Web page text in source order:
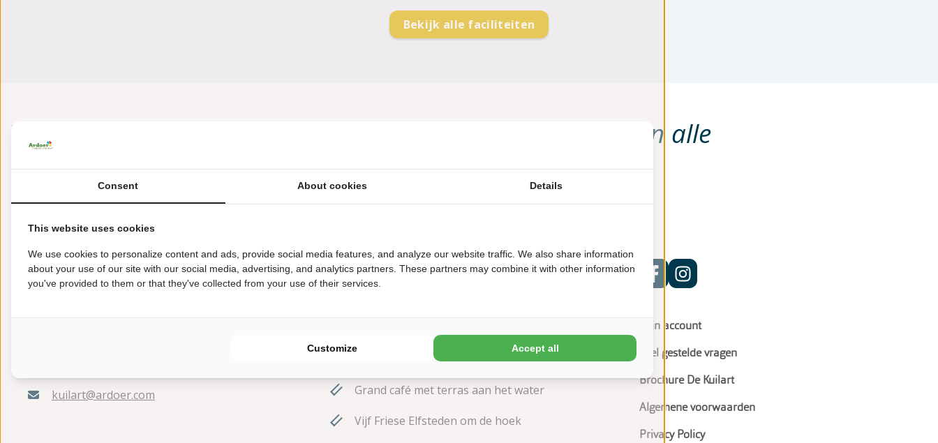
Bekijk alle faciliteiten
"Voorzieningen die jouw verblijf compleet maken en je van alle
gemakken voorzien"
kuilart@ardoer.com
Vakantie aan het water
Zwembad met nieuwe glijbanen en
binnenspeeltuin
Grand café met terras aan het water
Vijf Friese Elfsteden om de hoek
Mijn account
Veel gestelde vragen
Brochure De Kuilart
Algemene voorwaarden
Privacy Policy
Consent About cookies Details
This website uses cookies
We use cookies to personalize content and ads, provide social media features, and analyze our website traffic. We also share information
about your use of our site with our social media, advertising, and analytics partners. These partners may combine it with other information
you've provided to them or that they've collected from your use of their services.
Customize Accept all